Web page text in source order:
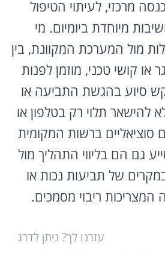
מיוחדת ביומיום. מי
מול המערכת המקוונת, בין
או קושי טכני, מוזמן לפנות
סיוע בהגשת התביעה או
להישאר תלוי רק בטלפון או
סוציאליים ברשות המקומית
גם הם בליווי התהליך מול
של תביעות נכות או
ריבוי מסמכים.
סניף אופקים הזמנות אונליין – זימון